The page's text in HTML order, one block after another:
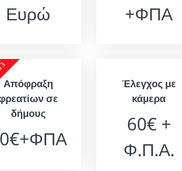
Ευρώ
+ΦΠΑ
3
Απόφραξη
σε
δήμους
Έλεγχος με
κάμερα
60€ +
Φ.Π.Α.